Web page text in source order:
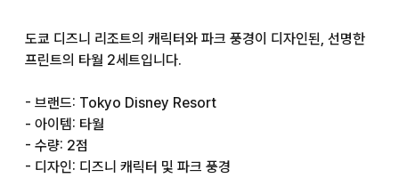
도쿄 디즈니 리조트의 캐릭터와 파크 풍경이 디자인된, 선명한
프린트의 타월 2세트입니다.
- 브랜드: Tokyo Disney Resort
- 아이템: 타월
- 수량: 2점
- 디자인: 디즈니 캐릭터 및 파크 풍경